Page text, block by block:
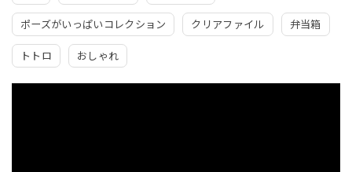
ポーズがいっぱいコレクション クリアファイル 弁当箱
トトロ おしゃれ